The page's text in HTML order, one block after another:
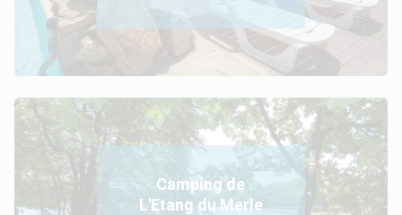
Camping de
L'Etang du Merle